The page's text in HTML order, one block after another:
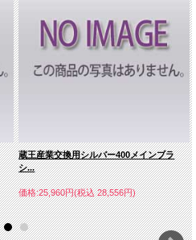
蔵王産業交換用シルバー400メインブラ
シ...
価格:25,960円(税込 28,556円)